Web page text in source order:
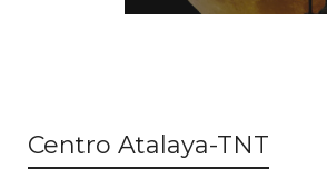
Centro Atalaya-TNT